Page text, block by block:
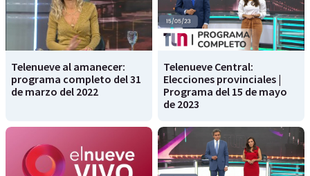
Telenueve al amanecer:
programa completo del 31
de marzo del 2022
Telenueve Central:
Elecciones provinciales |
Programa del 15 de mayo
de 2023